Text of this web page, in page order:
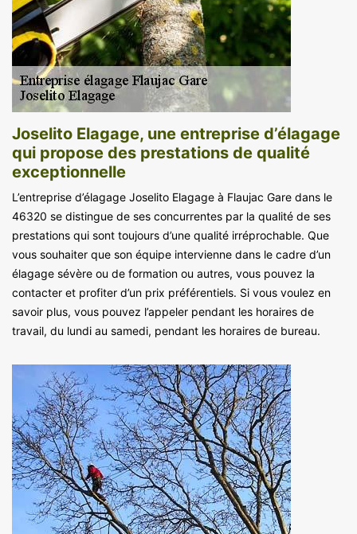
Joselito Elagage, une entreprise d’élagage
qui propose des prestations de qualité
exceptionnelle
L’entreprise d’élagage Joselito Elagage à Flaujac Gare dans le
46320 se distingue de ses concurrentes par la qualité de ses
prestations qui sont toujours d’une qualité irréprochable. Que
vous souhaiter que son équipe intervienne dans le cadre d’un
élagage sévère ou de formation ou autres, vous pouvez la
contacter et profiter d’un prix préférentiels. Si vous voulez en
savoir plus, vous pouvez l’appeler pendant les horaires de
travail, du lundi au samedi, pendant les horaires de bureau.